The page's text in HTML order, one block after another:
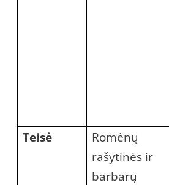
Teisė
Romėnų
rašytinės ir
barbarų